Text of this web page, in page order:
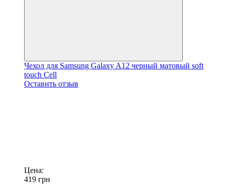
Чехол для Samsung Galaxy A12 черный матовый soft
touch Cell
Оставить отзыв
Цена:
419 грн